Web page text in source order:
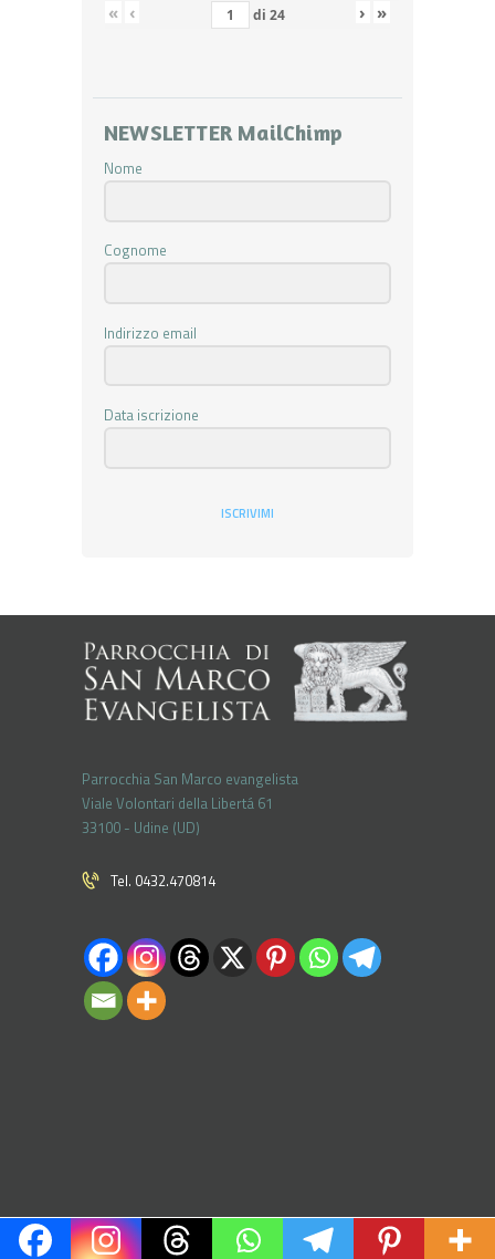
« ‹ di 24 › »
NEWSLETTER MailChimp
Nome
Cognome
Indirizzo email
Data iscrizione
ISCRIVIMI
Parrocchia San Marco evangelista
Viale Volontari della Libertá 61
33100 - Udine (UD)
Tel. 0432.470814